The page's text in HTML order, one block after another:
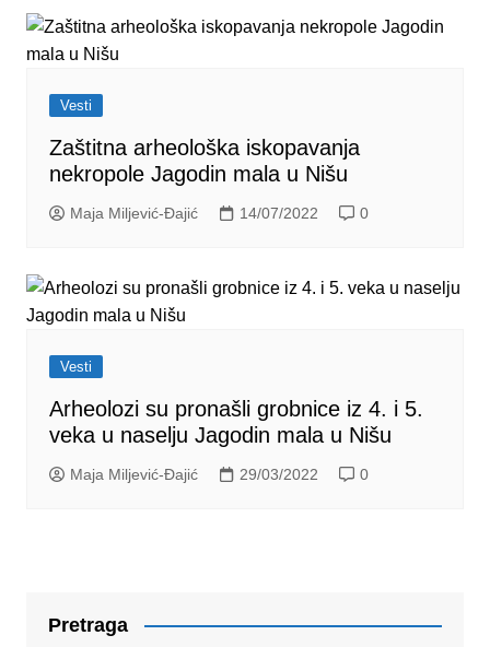
Vesti
Zaštitna arheološka iskopavanja
nekropole Jagodin mala u Nišu
Maja Miljević-Đajić 14/07/2022 0
Vesti
Arheolozi su pronašli grobnice iz 4. i 5.
veka u naselju Jagodin mala u Nišu
Maja Miljević-Đajić 29/03/2022 0
Pretraga